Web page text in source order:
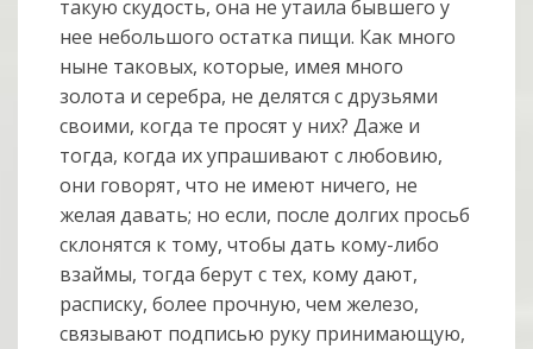
такую скудость, она не утаила бывшего у
нее небольшого остатка пищи. Как много
ныне таковых, которые, имея много
золота и серебра, не делятся с друзьями
своими, когда те просят у них? Даже и
тогда, когда их упрашивают с любовию,
они говорят, что не имеют ничего, не
желая давать; но если, после долгих просьб
склонятся к тому, чтобы дать кому-либо
взаймы, тогда берут с тех, кому дают,
расписку, более прочную, чем железо,
связывают подписью руку принимающую,